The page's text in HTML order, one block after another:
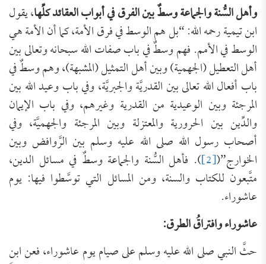
وأهل السُّنة والجماعة وسطٌ بين الفرق في أبواب العقائد كلِّها، يقول
ابن تيمية رحمه الله: “بل هم الوسط في فرق الأمة، كما أن الأمة هي
الوسط في الأمم. فهم وسطٌ في باب صفات الله سبحانه وتعالى بين
أهل التعطيل (الجهمية) وبين أهل التمثيل (المشبهة)، وهم وسطٌ في
باب أفعال الله تعالى بين القدريَّة والجبريَّة، وفي باب وعيد الله بين
المرجئة وبين الوعيدية من القدرية وغيرهم، وفي باب الإيمان
والدِّين بين الحرورية والمعتزلة وبين المرجئة والجهميَّة، وفي
أصحاب رسول الله صلى الله عليه وسلم بين الرَّوافض وبين
الخوارج”([2] ). فأهل السُّنة والجماعة وسطٌ في مسائل الدين،
متَّبعون للكتاب والسنة، ومن المسائل التي توسَّطوا فيها: يوم
عاشوراء.
عاشوراء وافتراقُ الطرق:
حثَّ النبي صلى الله عليه وسلم على صيام يوم عاشوراء، فعن ابن